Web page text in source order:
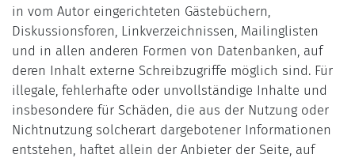
in vom Autor eingerichteten Gästebüchern,
Diskussionsforen, Linkverzeichnissen, Mailinglisten
und in allen anderen Formen von Datenbanken, auf
deren Inhalt externe Schreibzugriffe möglich sind. Für
illegale, fehlerhafte oder unvollständige Inhalte und
insbesondere für Schäden, die aus der Nutzung oder
Nichtnutzung solcherart dargebotener Informationen
entstehen, haftet allein der Anbieter der Seite, auf